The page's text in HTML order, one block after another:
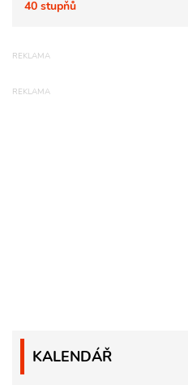
40 stupňů
KALENDÁŘ